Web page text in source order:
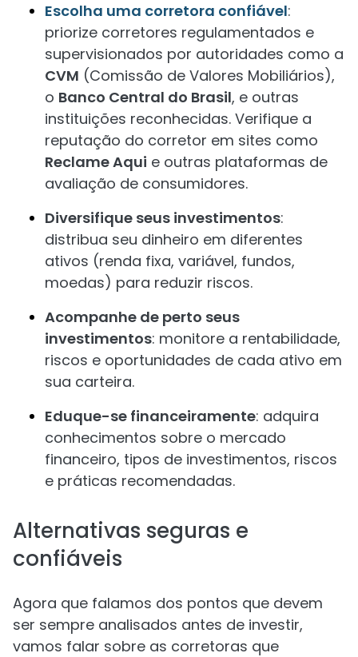
Escolha uma corretora confiável:
priorize corretores regulamentados e
supervisionados por autoridades como a
CVM (Comissão de Valores Mobiliários),
o Banco Central do Brasil, e outras
instituições reconhecidas. Verifique a
reputação do corretor em sites como
Reclame Aqui e outras plataformas de
avaliação de consumidores.
Diversifique seus investimentos:
distribua seu dinheiro em diferentes
ativos (renda fixa, variável, fundos,
moedas) para reduzir riscos.
Acompanhe de perto seus
investimentos: monitore a rentabilidade,
riscos e oportunidades de cada ativo em
sua carteira.
Eduque-se financeiramente: adquira
conhecimentos sobre o mercado
financeiro, tipos de investimentos, riscos
e práticas recomendadas.
Alternativas seguras e
confiáveis
Agora que falamos dos pontos que devem
ser sempre analisados antes de investir,
vamos falar sobre as corretoras que